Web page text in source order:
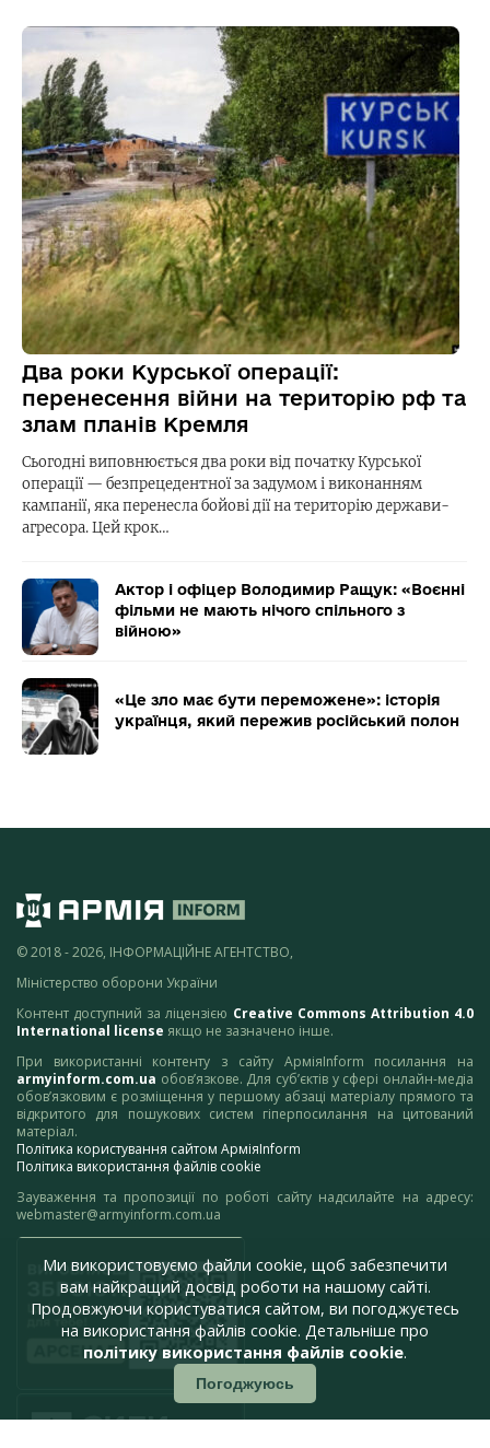
Два роки Курської операції:
перенесення війни на територію рф та
злам планів Кремля
Сьогодні виповнюється два роки від початку Курської
операції — безпрецедентної за задумом і виконанням
кампанії, яка перенесла бойові дії на територію держави-
агресора. Цей крок…
Актор і офіцер Володимир Ращук: «Воєнні
фільми не мають нічого спільного з
війною»
«Це зло має бути переможене»: історія
українця, який пережив російський полон
© 2018 - 2026, ІНФОРМАЦІЙНЕ АГЕНТСТВО,
Міністерство оборони України
Контент доступний за ліцензією Creative Commons Attribution 4.0
International license якщо не зазначено інше.
При використанні контенту з сайту АрміяInform посилання на
armyinform.com.ua обов’язкове. Для суб’єктів у сфері онлайн-медіа
обов’язковим є розміщення у першому абзаці матеріалу прямого та
відкритого для пошукових систем гіперпосилання на цитований
матеріал.
Політика користування сайтом АрміяInform
Політика використання файлів cookie
Зауваження та пропозиції по роботі сайту надсилайте на адресу:
webmaster@armyinform.com.ua
Ми використовуємо файли cookie, щоб забезпечити
вам найкращий досвід роботи на нашому сайті.
Продовжуючи користуватися сайтом, ви погоджуєтесь
на використання файлів cookie. Детальніше про
політику використання файлів cookie.
Погоджуюсь